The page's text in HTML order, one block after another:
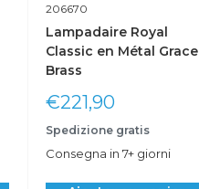
206670
Lampadaire Royal
Classic en Métal Grace
Brass
Prix
réduit
€221,90
Spedizione gratis
Consegna in 7+ giorni